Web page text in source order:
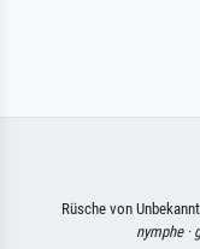
Rüsche von
nymphe ·